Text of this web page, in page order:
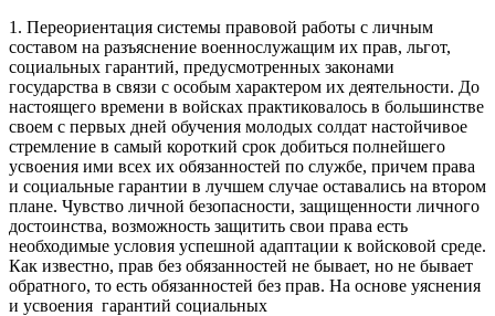
1. Переориентация системы правовой работы с личным
составом на разъяснение военнослужащим их прав, льгот,
социальных гарантий, предусмотренных законами
государства в связи с особым характером их деятельности. До
настоящего времени в войсках практиковалось в большинстве
своем с первых дней обучения молодых солдат настойчивое
стремление в самый короткий срок добиться полнейшего
усвоения ими всех их обязанностей по службе, причем права
и социальные гарантии в лучшем случае оставались на втором
плане. Чувство личной безопасности, защищенности личного
достоинства, возможность защитить свои права есть
необходимые условия успешной адаптации к войсковой среде.
Как известно, прав без обязанностей не бывает, но не бывает
обратного, то есть обязанностей без прав. На основе уяснения
и усвоения гарантий социальных